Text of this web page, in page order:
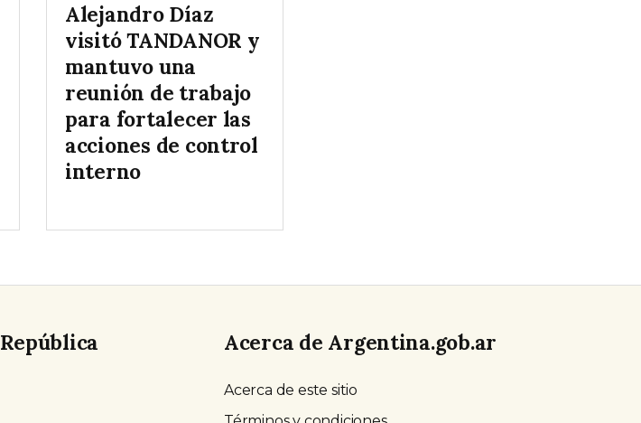
Alejandro Díaz
visitó TANDANOR y
mantuvo una
reunión de trabajo
para fortalecer las
acciones de control
interno
Acerca de Argentina.gob.ar
Acerca de este sitio